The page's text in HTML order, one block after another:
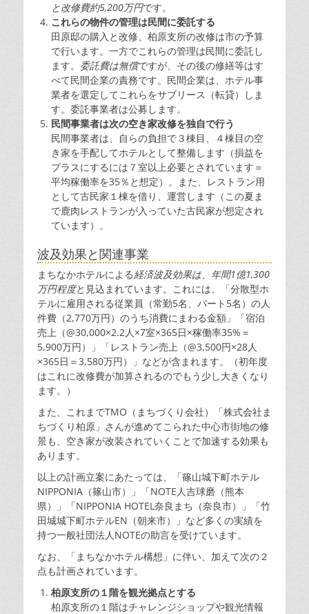
と改修費約5,200万円です。
これらの物件の管理は民間に委託する
田原邸の購入と改修、柏原支所の改修は市の予算
で行います。一方でこれらの管理は民間に委託し
ます。 委託費は無償ですが、その後の修繕等はす
べて民間企業の責務です。民間企業は、ホテル事
業者を選定してこれらをサブリース（転貸）しま
す。委託事業者は公募します。
民間事業者は次の空き家改修を独自で行う
民間事業者は、自らの負担で３棟目、４棟目の空
き家を手配してホテルとして整備します（損益を
プラスにするには７室以上必要とされています＝
平均稼働率を35％と想定）。また、レストラン用
として古民家１棟を借り、運営します（この夏ま
で鹿肉レストランが入っていた古民家が想定され
ています）。
波及効果と関連事業
まちなかホテルによる経済波及効果は、年間1億1,300
万円程度と見込まれています。これには、「分散型ホ
テルに雇用される従業員（常勤5名、パート5名）の人
件費（2,770万円）のうち消費にまわる金額」「宿泊
売上（@30,000×2.2人×7室×365日×稼働率35%＝
5,900万円）」「レストラン売上（@3,500円×28人
×365日＝3,580万円）」などが含まれます。（初年度
はこれに改修費が加算されるのでもう少し大きくなり
ます。）
また、これまでTMO（まちづくり会社）「株式会社ま
ちづくり柏原」さんが進めてこられた中心市街地の修
景も、空き家が改装されていくことで加速する効果も
あります。
以上の計画立案にあたっては、「篠山城下町ホテル
NIPPONIA（篠山市）」「NOTE人吉球磨（熊本
県）」「NIPPONIA HOTEL奈良まち（奈良市）」「竹
田城城下町ホテルEN（朝来市）」など多くの実績を
持つ一般社団法人NOTEの助言を受けています。
なお、「まちなかホテル構想」に伴い、加えて次の２
点も計画されています。
柏原支所の１階を観光拠点とする
柏原支所の１階はチャレンジショップや観光情報